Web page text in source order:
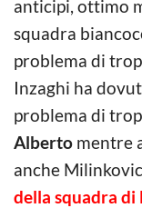
anticipi, ottimo
squadra
problema di
Inzaghi ha
problema di
Alberto mentre
anche
della squadra di